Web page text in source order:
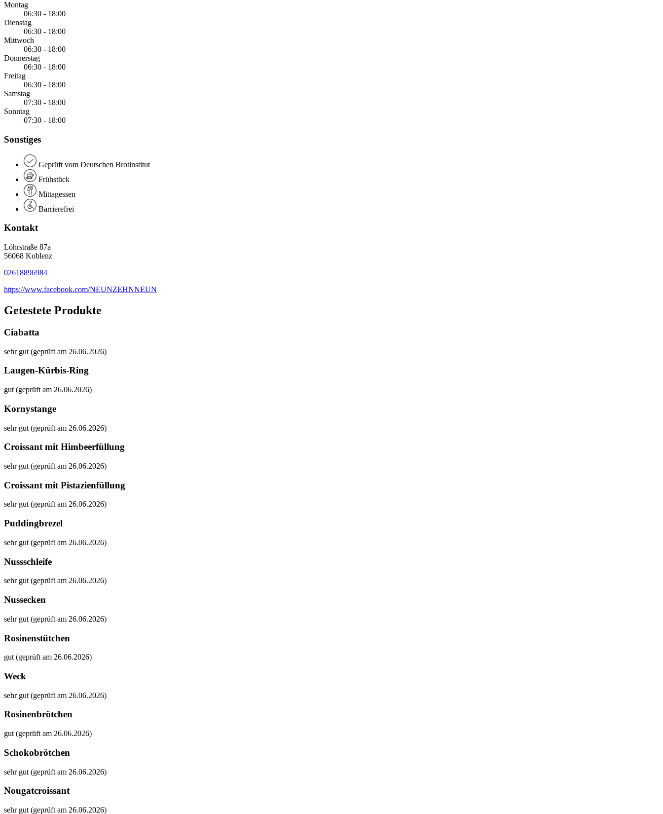
Montag
06:30 - 18:00
Dienstag
06:30 - 18:00
Mittwoch
06:30 - 18:00
Donnerstag
06:30 - 18:00
Freitag
06:30 - 18:00
Samstag
07:30 - 18:00
Sonntag
07:30 - 18:00
Sonstiges
Geprüft vom Deutschen Brotinstitut
Frühstück
Mittagessen
Barrierefrei
Kontakt
Löhrstraße 87a
56068 Koblenz
02618896984
https://www.facebook.com/NEUNZEHNNEUN
Getestete Produkte
Ciabatta
sehr gut (geprüft am 26.06.2026)
Laugen-Kürbis-Ring
gut (geprüft am 26.06.2026)
Kornystange
sehr gut (geprüft am 26.06.2026)
Croissant mit Himbeerfüllung
sehr gut (geprüft am 26.06.2026)
Croissant mit Pistazienfüllung
sehr gut (geprüft am 26.06.2026)
Puddingbrezel
sehr gut (geprüft am 26.06.2026)
Nussschleife
sehr gut (geprüft am 26.06.2026)
Nussecken
sehr gut (geprüft am 26.06.2026)
Rosinenstütchen
gut (geprüft am 26.06.2026)
Weck
sehr gut (geprüft am 26.06.2026)
Rosinenbrötchen
gut (geprüft am 26.06.2026)
Schokobrötchen
sehr gut (geprüft am 26.06.2026)
Nougatcroissant
sehr gut (geprüft am 26.06.2026)